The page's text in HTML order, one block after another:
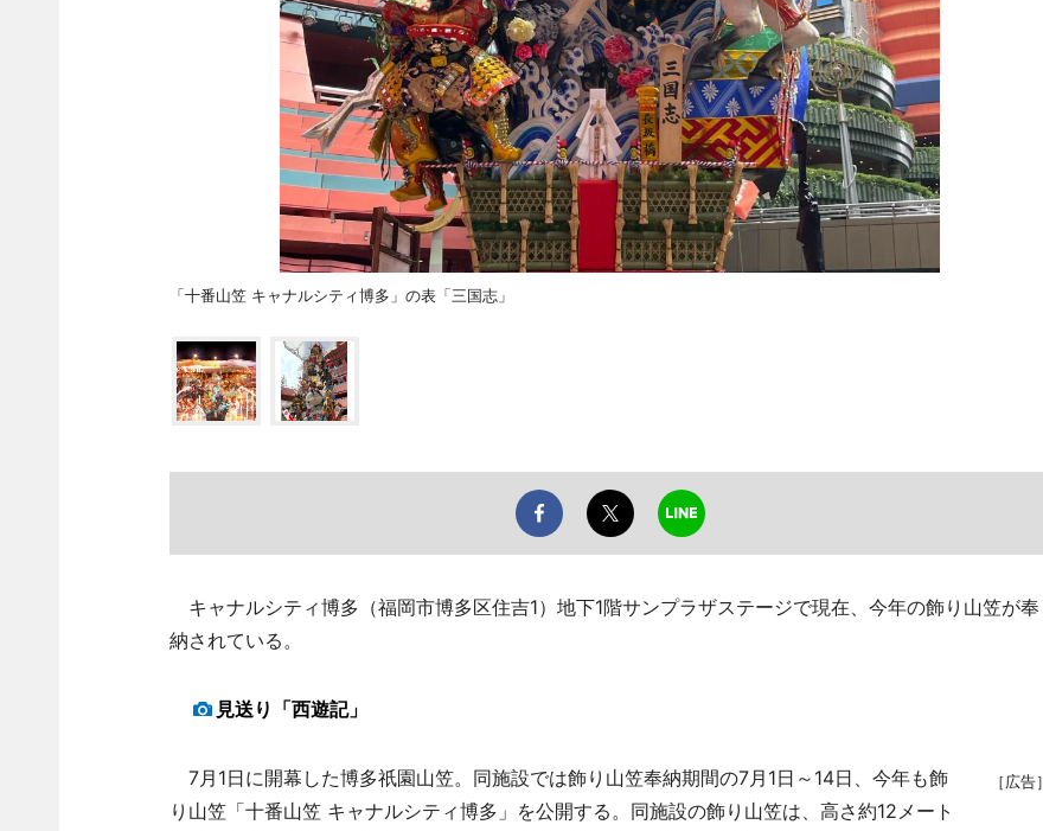
「十番山笠 キャナルシティ博多」の表「三国志」
キャナルシティ博多（福岡市博多区住吉1）地下1階サンプラザステージで現在、今年の飾り山笠が奉
納されている。
見送り「西遊記」
［広告］
7月1日に開幕した博多祇園山笠。同施設では飾り山笠奉納期間の7月1日～14日、今年も飾
り山笠「十番山笠 キャナルシティ博多」を公開する。同施設の飾り山笠は、高さ約12メート